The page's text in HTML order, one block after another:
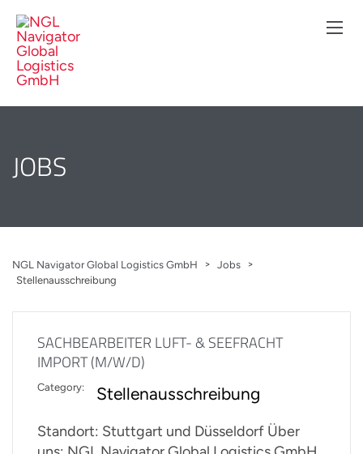
JOBS
NGL Navigator Global Logistics GmbH > Jobs
>
Stellenausschreibung
SACHBEARBEITER LUFT- & SEEFRACHT
IMPORT (M/W/D)
Category: Stellenausschreibung
Standort: Stuttgart und Düsseldorf Über